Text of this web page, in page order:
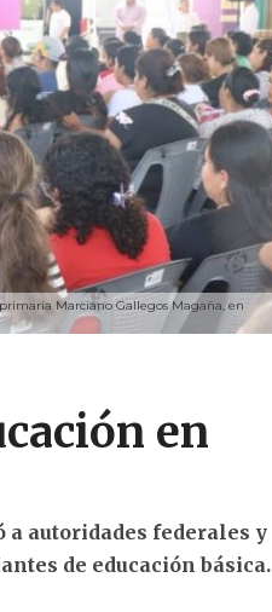
Marciano Gallegos Magaña, en
en
a autoridades federales y
de educación básica.